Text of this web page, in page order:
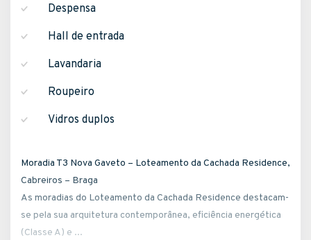
Despensa
Hall de entrada
Lavandaria
Roupeiro
Vidros duplos
Moradia T3 Nova Gaveto – Loteamento da Cachada Residence,
Cabreiros – Braga
As moradias do Loteamento da Cachada Residence destacam-
se pela sua arquitetura contemporânea, eficiência energética
(Classe A) e ...